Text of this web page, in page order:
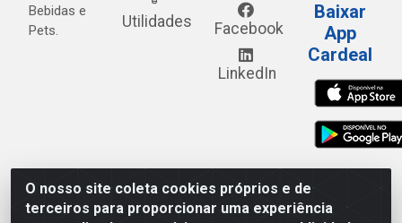
O nosso site coleta cookies próprios e de
terceiros para proporcionar uma experiência
Bebidas e
Pets.
Utilidades Facebook
LinkedIn
Baixar
App
Cardeal
Cardeal Distribuidora - Estrada Alto do Moura, 582 - Alto
do Moura - Caruaru/PE - CEP 55.040-120 - CNPJ